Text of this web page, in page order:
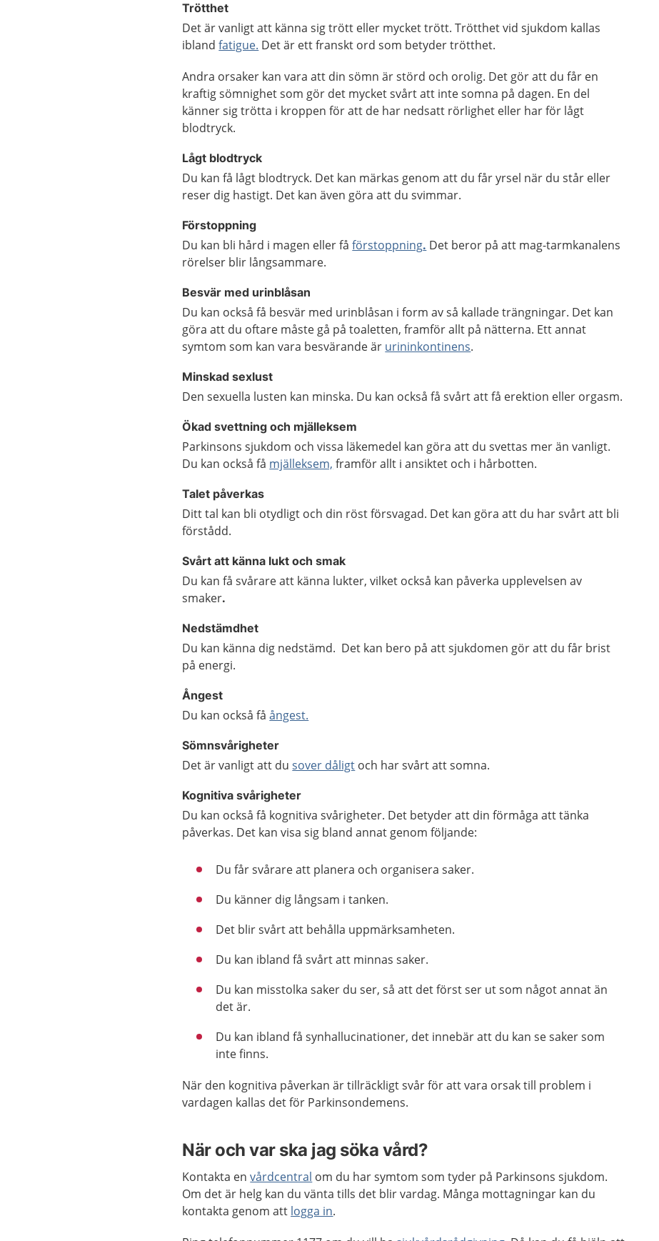
Trötthet
Det är vanligt att känna sig trött eller mycket trött. Trötthet vid sjukdom kallas
iblandfatigue. Det är ett franskt ord som betyder trötthet.
Andra orsaker kan vara att din sömn är störd och orolig. Det gör att du får en
kraftig sömnighet som gör det mycket svårt att inte somna på dagen. En del
känner sig trötta i kroppen för att de har nedsatt rörlighet eller har för lågt
blodtryck.
Lågt blodtryck
Du kan få lågt blodtryck. Det kan märkas genom att du får yrsel när du står eller
reser dig hastigt. Det kan även göra att du svimmar.
Förstoppning
Du kan bli hård i magen eller fåförstoppning. Det beror på att mag-tarmkanalens
rörelser blir långsammare.
Besvär med urinblåsan
Du kan också få besvär med urinblåsan i form av så kallade trängningar. Det kan
göra att du oftare måste gå på toaletten, framför allt på nätterna. Ett annat
symtom som kan vara besvärande är urininkontinens.
Minskad sexlust
Den sexuella lusten kan minska. Du kan också få svårt att få erektion eller orgasm.
Ökad svettning och mjälleksem
Parkinsons sjukdom och vissa läkemedel kan göra att du svettas mer än vanligt.
Du kan också få mjälleksem, framför allt i ansiktet och i hårbotten.
Talet påverkas
Ditt tal kan bli otydligt och din röst försvagad. Det kan göra att du har svårt att bli
förstådd.
Svårt att känna lukt och smak
Du kan få svårare att känna lukter, vilket också kan påverka upplevelsen av
smaker.
Nedstämdhet
Du kan känna dig nedstämd. Det kan bero på att sjukdomen gör att du får brist
på energi.
Ångest
Du kan också fåångest.
Sömnsvårigheter
Det är vanligt att dusover dåligt och har svårt att somna.
Kognitiva svårigheter
Du kan också få kognitiva svårigheter. Det betyder att din förmåga att tänka
påverkas. Det kan visa sig bland annat genom följande:
Du får svårare att planera och organisera saker.
Du känner dig långsam i tanken.
Det blir svårt att behålla uppmärksamheten.
Du kan ibland få svårt att minnas saker.
Du kan misstolka saker du ser, så att det först ser ut som något annat än
det är.
Du kan ibland få synhallucinationer, det innebär att du kan se saker som
inte finns.
När den kognitiva påverkan är tillräckligt svår för att vara orsak till problem i
vardagen kallas det för Parkinsondemens.
När och var ska jag söka vård?
Kontakta envårdcentral om du har symtom som tyder på Parkinsons sjukdom.
Om det är helg kan du vänta tills det blir vardag. Många mottagningar kan du
kontakta genom att logga in.